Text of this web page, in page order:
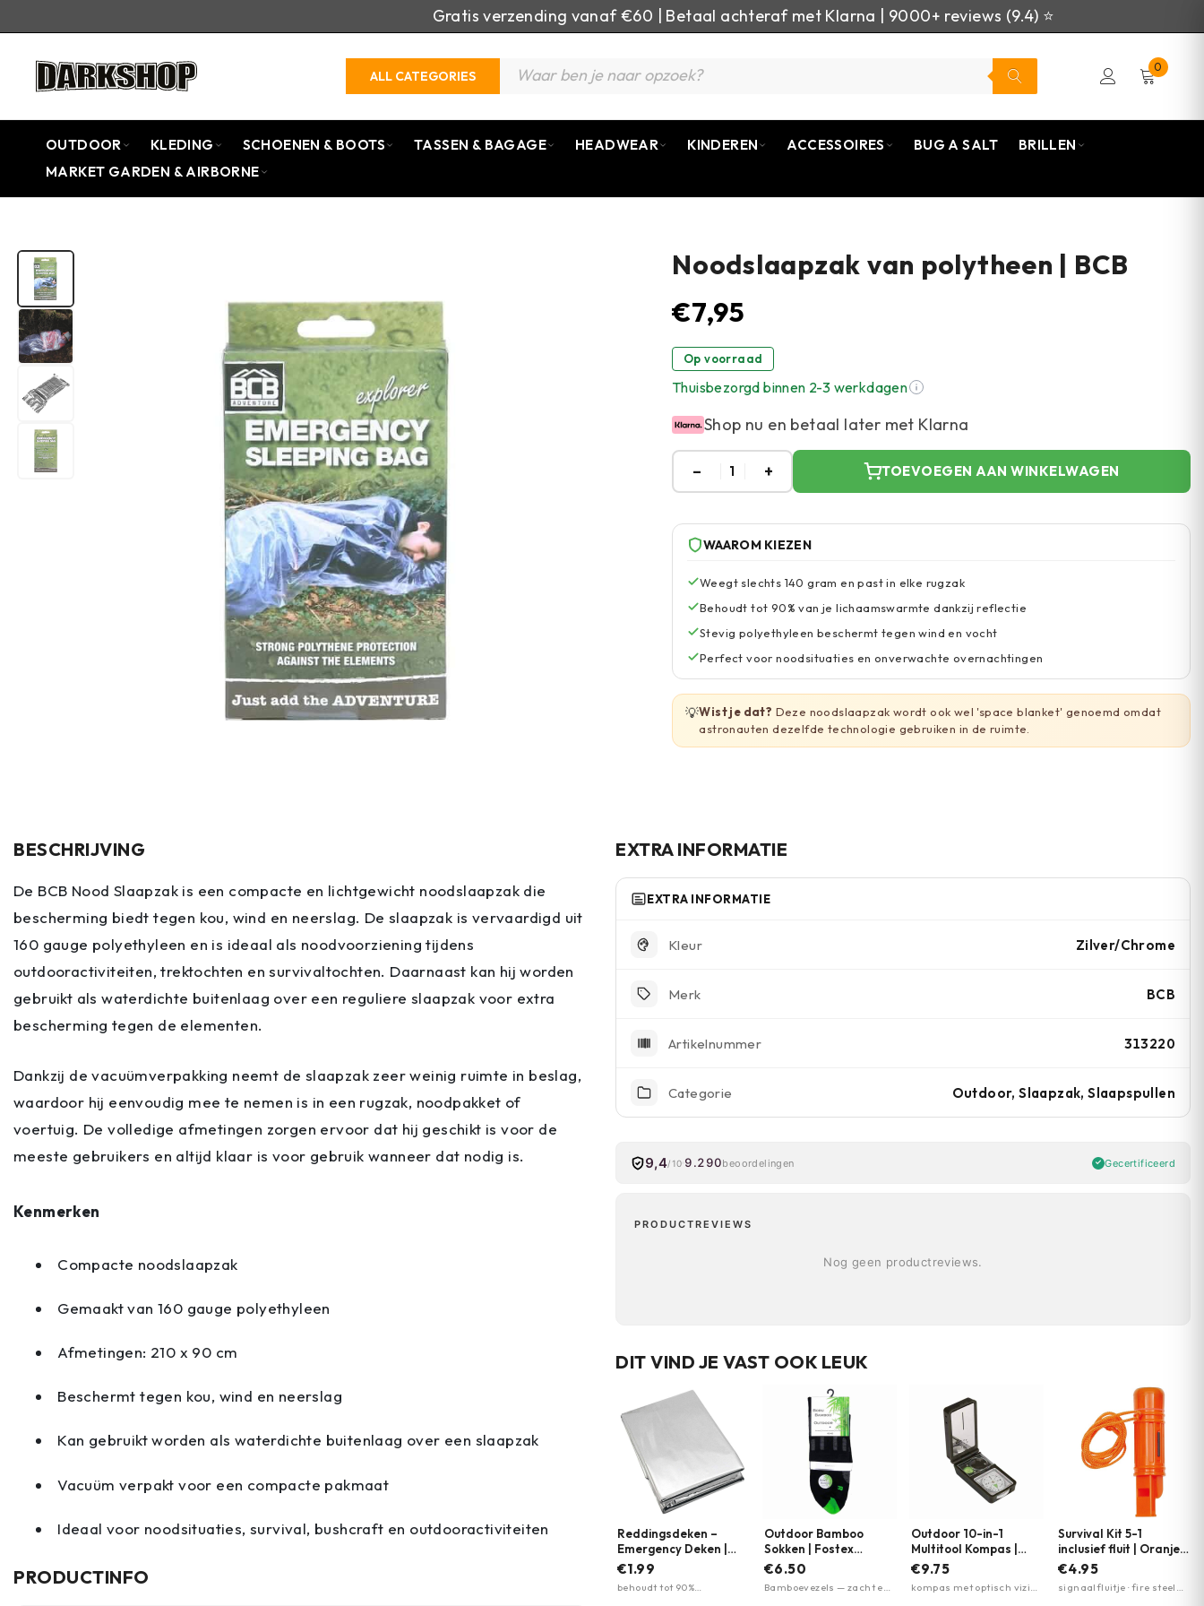
Gratis verzending vanaf €60 | Betaal achteraf met Klarna | 9000+ reviews (9.4) ⭐
ALL CATEGORIES
0
OUTDOOR KLEDING SCHOENEN & BOOTS TASSEN & BAGAGE HEADWEAR KINDEREN ACCESSOIRES BUG A SALT
BRILLEN
MARKET GARDEN & AIRBORNE
Noodslaapzak van polytheen | BCB
€7,95
Op voorraad
Thuisbezorgd binnen 2-3 werkdagen
Shop nu en betaal later met Klarna
– 1 + TOEVOEGEN AAN WINKELWAGEN
WAAROM KIEZEN
Weegt slechts 140 gram en past in elke rugzak
Behoudt tot 90% van je lichaamswarmte dankzij reflectie
Stevig polyethyleen beschermt tegen wind en vocht
Perfect voor noodsituaties en onverwachte overnachtingen
💡Wist je dat? Deze noodslaapzak wordt ook wel 'space blanket' genoemd omdat
astronauten dezelfde technologie gebruiken in de ruimte.
BESCHRIJVING
De BCB Nood Slaapzak is een compacte en lichtgewicht noodslaapzak die
bescherming biedt tegen kou, wind en neerslag. De slaapzak is vervaardigd uit
160 gauge polyethyleen en is ideaal als noodvoorziening tijdens
outdooractiviteiten, trektochten en survivaltochten. Daarnaast kan hij worden
gebruikt als waterdichte buitenlaag over een reguliere slaapzak voor extra
bescherming tegen de elementen.
Dankzij de vacuümverpakking neemt de slaapzak zeer weinig ruimte in beslag,
waardoor hij eenvoudig mee te nemen is in een rugzak, noodpakket of
voertuig. De volledige afmetingen zorgen ervoor dat hij geschikt is voor de
meeste gebruikers en altijd klaar is voor gebruik wanneer dat nodig is.
Kenmerken
Compacte noodslaapzak
Gemaakt van 160 gauge polyethyleen
Afmetingen: 210 x 90 cm
Beschermt tegen kou, wind en neerslag
Kan gebruikt worden als waterdichte buitenlaag over een slaapzak
Vacuüm verpakt voor een compacte pakmaat
Ideaal voor noodsituaties, survival, bushcraft en outdooractiviteiten
PRODUCTINFO
EXTRA INFORMATIE
EXTRA INFORMATIE
Kleur Zilver/Chrome
Merk BCB
Artikelnummer 313220
Categorie Outdoor, Slaapzak, Slaapspullen
9,4/10 9.290beoordelingen Gecertificeerd
PRODUCTREVIEWS
Nog geen productreviews.
DIT VIND JE VAST OOK LEUK
Reddingsdeken –
Emergency Deken |
BCB
€1.99
behoudt tot 90%
Outdoor Bamboo
Sokken | Fostex
Garments
€6.50
Bamboevezels — zacht en
Outdoor 10-in-1
Multitool Kompas |
Fosco Industries
€9.75
kompas met optisch vizier
Survival Kit 5-1
inclusief fluit | Oranje |
MFH
€4.95
signaalfluitje · fire steel